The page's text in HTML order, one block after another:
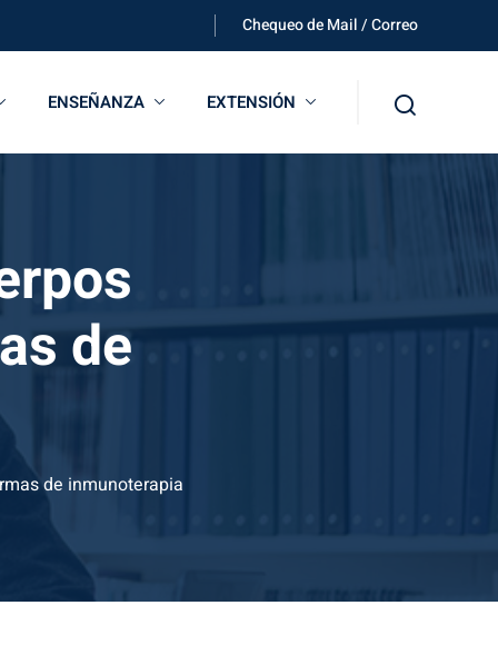
Chequeo de Mail / Correo
ENSEÑANZA EXTENSIÓN
de
de inmunoterapia